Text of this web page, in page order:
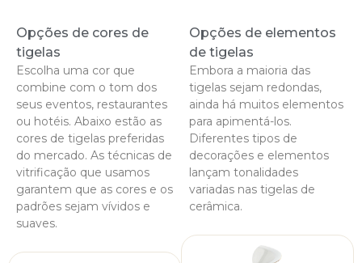
Opções de cores de
tigelas
Escolha uma cor que
combine com o tom dos
seus eventos, restaurantes
ou hotéis. Abaixo estão as
cores de tigelas preferidas
do mercado. As técnicas de
vitrificação que usamos
garantem que as cores e os
padrões sejam vívidos e
suaves.
Opções de elementos
de tigelas
Embora a maioria das
tigelas sejam redondas,
ainda há muitos elementos
para apimentá-los.
Diferentes tipos de
decorações e elementos
lançam tonalidades
variadas nas tigelas de
cerâmica.